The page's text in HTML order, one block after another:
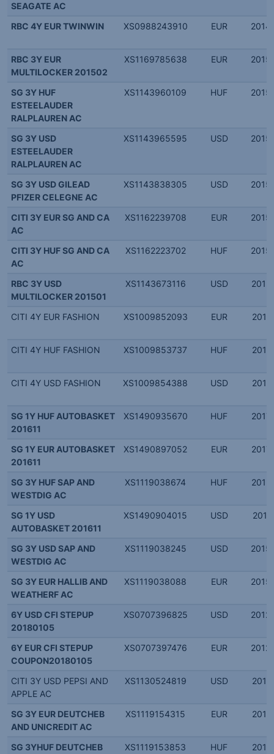
SEAGATE AC
RBC 4Y EUR TWINWIN XS0988243910 EUR
RBC 3Y EUR
MULTILOCKER 201502
XS1169785638 EUR
SG 3Y HUF
ESTEELAUDER
RALPLAUREN AC
XS1143960109 HUF
SG 3Y USD
ESTEELAUDER
RALPLAUREN AC
XS1143965595 USD
SG 3Y USD GILEAD
PFIZER CELEGNE AC
XS1143838305 USD
CITI 3Y EUR SG AND CA
AC
XS1162239708 EUR
CITI 3Y HUF SG AND CA
AC
XS1162223702 HUF
RBC 3Y USD
MULTILOCKER 201501
XS1143673116 USD
CITI 4Y EUR FASHION XS1009852093 EUR
CITI 4Y HUF FASHION XS1009853737 HUF
CITI 4Y USD FASHION XS1009854388 USD
SG 1Y HUF AUTOBASKET
201611
XS1490935670 HUF
SG 1Y EUR AUTOBASKET
201611
XS1490897052 EUR
SG 3Y HUF SAP AND
WESTDIG AC
XS1119038674 HUF
SG 1Y USD
AUTOBASKET 201611
XS1490904015 USD
SG 3Y USD SAP AND
WESTDIG AC
XS1119038245 USD
SG 3Y EUR HALLIB AND
WEATHERF AC
XS1119038088 EUR
6Y USD CFI STEPUP
20180105
XS0707396825 USD
6Y EUR CFI STEPUP
COUPON20180105
XS0707397476 EUR
CITI 3Y USD PEPSI AND
APPLE AC
XS1130524819 USD
SG 3Y EUR DEUTCHEB
AND UNICREDIT AC
XS1119154315 EUR
SG 3YHUF DEUTCHEB
XS1119153853 HUF